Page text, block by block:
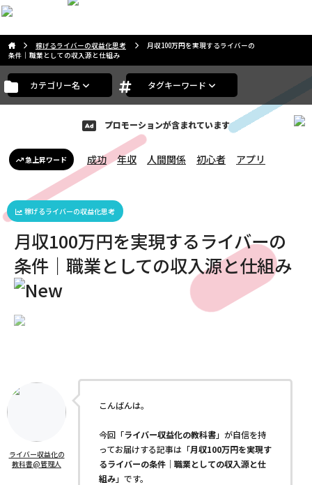
稼げるライバーの収益化思考
月収100万円を実現するライバーの
条件｜職業としての収入源と仕組み
カテゴリー名 タグキーワード
プロモーションが含まれています
急上昇ワード 成功 年収 人間関係 初心者 アプリ
稼げるライバーの収益化思考
月収100万円を実現するライバーの
条件｜職業としての収入源と仕組み
ライバー収益化の
教科書@管理人
こんばんは。
今回「ライバー収益化の教科書」が自信を持
ってお届けする記事は「月収100万円を実現す
るライバーの条件｜職業としての収入源と仕
組み」です。